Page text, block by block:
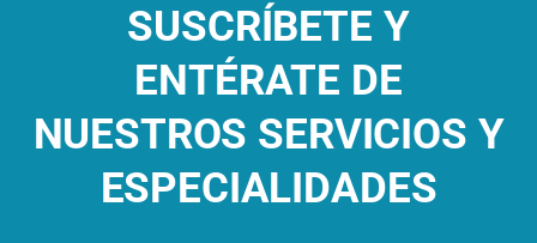
SUSCRÍBETE Y
ENTÉRATE DE
NUESTROS SERVICIOS Y
ESPECIALIDADES